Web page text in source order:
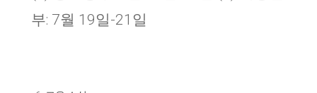
부: 7월 19일-21일